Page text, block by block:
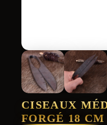
CISEAUX
FORGÉ 18 CM